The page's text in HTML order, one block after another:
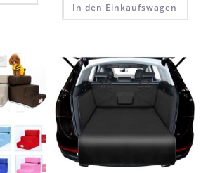
5.00von 5
In den Einkaufswagen